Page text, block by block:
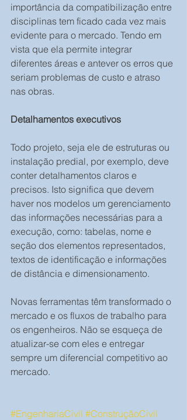
importância da compatibilização entre
disciplinas tem ficado cada vez mais
evidente para o mercado. Tendo em
vista que ela permite integrar
diferentes áreas e antever os erros que
seriam problemas de custo e atraso
nas obras.
Detalhamentos executivos
Todo projeto, seja ele de estruturas ou
instalação predial, por exemplo, deve
conter detalhamentos claros e
precisos. Isto significa que devem
haver nos modelos um gerenciamento
das informações necessárias para a
execução, como: tabelas, nome e
seção dos elementos representados,
textos de identificação e informações
de distância e dimensionamento.
Novas ferramentas têm transformado o
mercado e os fluxos de trabalho para
os engenheiros. Não se esqueça de
atualizar-se com eles e entregar
sempre um diferencial competitivo ao
mercado.
#EngenhariaCivil #ConstruçãoCivil